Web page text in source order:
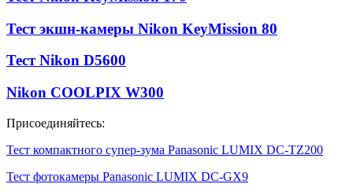
Тест экшн-камеры Nikon KeyMission 80
Тест Nikon D5600
Nikon COOLPIX W300
Присоединяйтесь:
Тест компактного супер-зума Panasonic LUMIX DC-TZ200
Тест фотокамеры Panasonic LUMIX DC-GX9